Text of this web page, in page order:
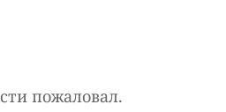
пожаловал.